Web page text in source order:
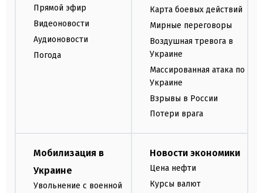
Прямой эфир
Видеоновости
Аудионовости
Погода
Карта боевых действий
Мирные переговоры
Воздушная тревога в
Украине
Массированная атака по
Украине
Взрывы в России
Потери врага
Мобилизация в
Украине
Увольнение с военной
Новости экономики
Цена нефти
Курсы валют